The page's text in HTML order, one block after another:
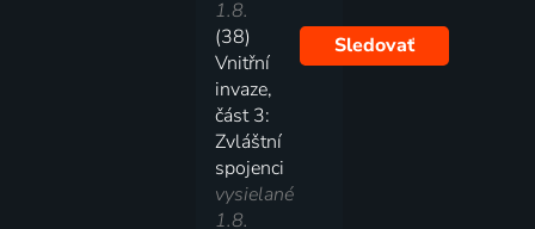
1.8.
(38)
Vnitřní
invaze,
část 3:
Zvláštní
spojenci
vysielané
1.8.
Sledovať